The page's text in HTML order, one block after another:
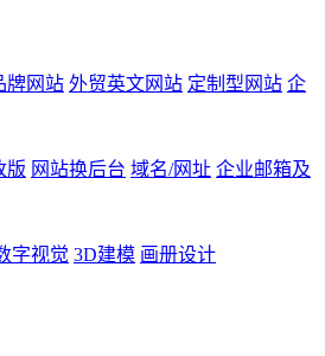
牌网站 外贸英文网站 定制型网站 企
版 网站换后台 域名/网址 企业邮箱及
字视觉 3D建模 画册设计